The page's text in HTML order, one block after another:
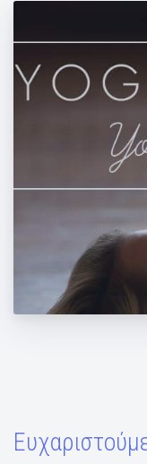
Δηλώστε
nidra